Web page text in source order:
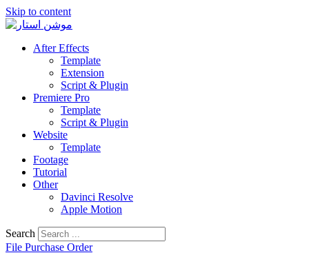
Skip to content
After Effects
Template
Extension
Script & Plugin
Premiere Pro
Template
Script & Plugin
Website
Template
Footage
Tutorial
Other
Davinci Resolve
Apple Motion
Search
File Purchase Order